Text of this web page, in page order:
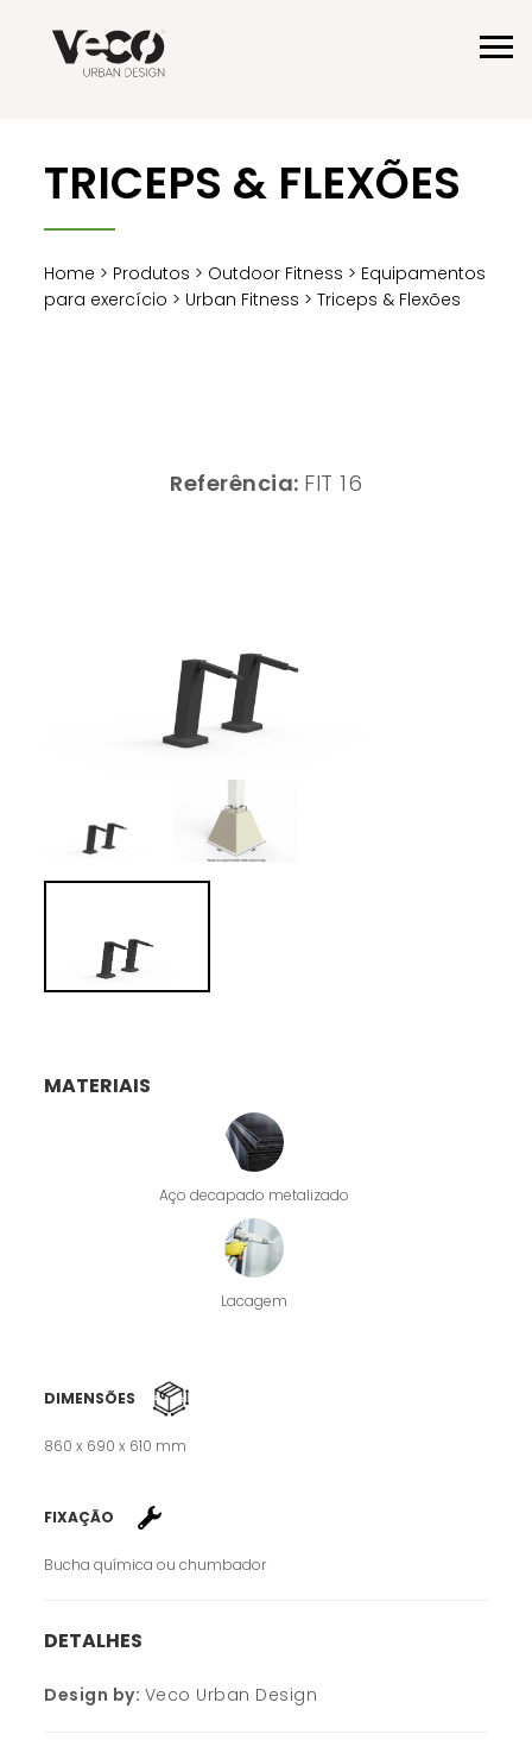
TRICEPS & FLEXÕES
Home > Produtos > Outdoor Fitness > Equipamentos
para exercício > Urban Fitness > Triceps & Flexões
Referência: FIT 16
MATERIAIS
Aço decapado metalizado
Lacagem
DIMENSÕES
860 x 690 x 610 mm
FIXAÇÃO
Bucha química ou chumbador
DETALHES
Design by: Veco Urban Design